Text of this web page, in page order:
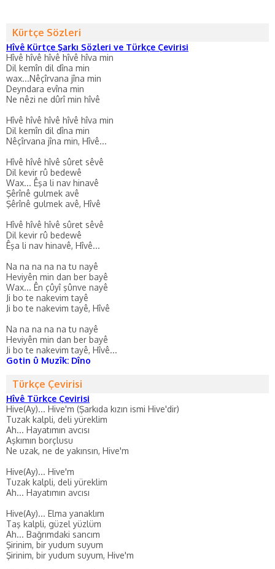
Kürtçe Sözleri
Hîvê Kürtçe Şarkı Sözleri ve Türkçe Çevirisi
Hîvê hîvê hîvê hîvê hîva min
Dil kemîn dil dîna min
wax...Nêçîrvana jîna min
Deyndara evîna min
Ne nêzi ne dûrî min hîvê
Hîvê hîvê hîvê hîvê hîva min
Dil kemîn dil dîna min
Nêçîrvana jîna min, Hîvê...
Hîvê hîvê hîvê sûret sêvê
Dil kevir rû bedewê
Wax... Êşa li nav hinavê
Şêrînê gulmek avê
Şêrînê gulmek avê, Hîvê
Hîvê hîvê hîvê sûret sêvê
Dil kevir rû bedewê
Êşa li nav hinavê, Hîvê...
Na na na na na tu nayê
Heviyên min dan ber bayê
Wax... Ên çûyî şûnve nayê
Ji bo te nakevim tayê
Ji bo te nakevim tayê, Hîvê
Na na na na na tu nayê
Heviyên min dan ber bayê
Ji bo te nakevim tayê, Hîvê...
Gotin û Muzîk: Dîno
Türkçe Çevirisi
Hîvê Türkçe Çevirisi
Hive(Ay)... Hive'm (Şarkıda kızın ismi Hive'dir)
Tuzak kalpli, deli yüreklim
Ah... Hayatımın avcısı
Aşkımın borçlusu
Ne uzak, ne de yakınsın, Hive'm
Hive(Ay)... Hive'm
Tuzak kalpli, deli yüreklim
Ah... Hayatımın avcısı
Hive(Ay)... Elma yanaklım
Taş kalpli, güzel yüzlüm
Ah... Bağrımdaki sancım
Şirinim, bir yudum suyum
Şirinim, bir yudum suyum, Hive'm